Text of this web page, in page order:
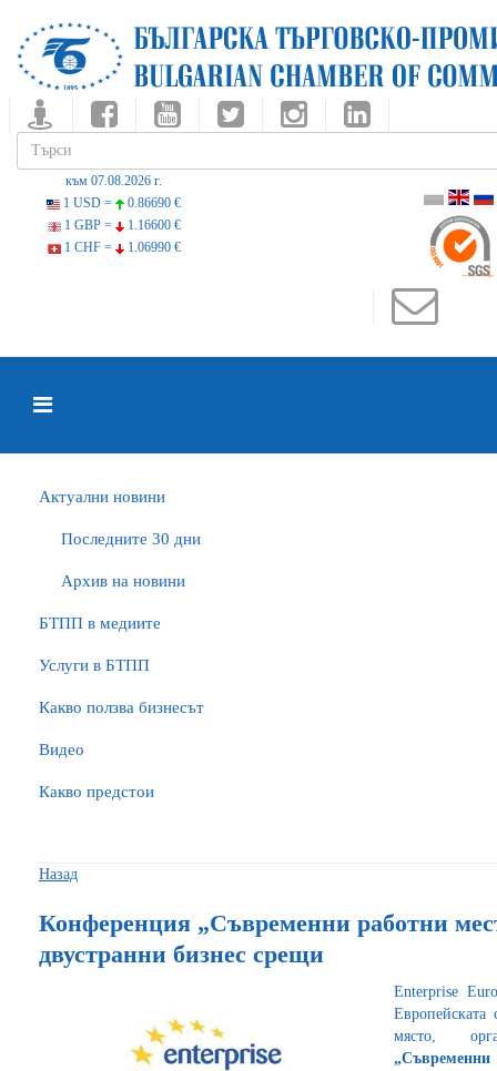
към 07.08.2026 г.
1 USD =
0.86690 €
1 GBP =
1.16600 €
1 CHF =
1.06990 €
Актуални новини
Последните 30 дни
Архив на новини
БTПП в медиите
Услуги в БТПП
Какво ползва бизнесът
Видео
Какво предстои
Назад
Конференция „Съвременни работни
двустранни бизнес срещи
Еnterprise
Европейската
място,